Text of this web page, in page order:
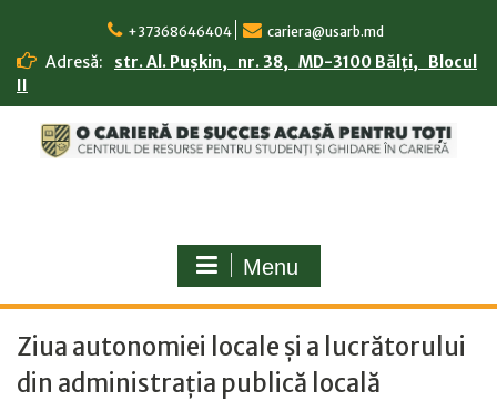
content
+37368646404 cariera@usarb.md
Adresă:
str. Al. Pușkin, nr. 38, MD-3100 Bălți, Blocul
II
Menu
Ziua autonomiei locale și a lucrătorului
din administrația publică locală